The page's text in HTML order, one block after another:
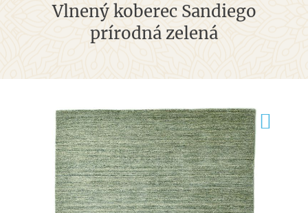
Vlnený koberec Sandiego
prírodná zelená